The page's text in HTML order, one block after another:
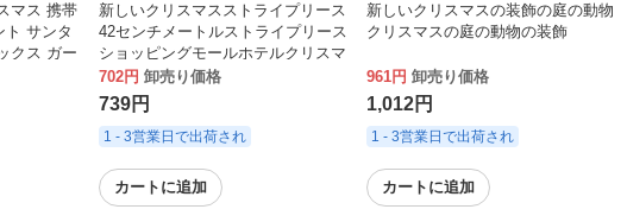
マス 携帯
ト サンタ
クス ガー
ダー ギフ
新しいクリスマスストライプリース
42センチメートルストライプリース
ショッピングモールホテルクリスマ
ス装飾ペンダント卸売
702円 卸売り価格
739円
1 - 3営業日で出荷され
カートに追加
新しいクリスマスの装飾の庭の動物
クリスマスの庭の動物の装飾
961円 卸売り価格
1,012円
1 - 3営業日で出荷され
カートに追加